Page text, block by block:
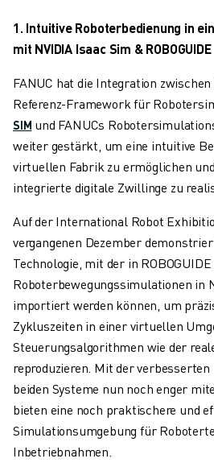
ROBODRILL VORBEUGENDE WARTUNG
ROBODRILL NACHHALTIGKEIT
ROBODRILL BILDUNGSPAKET
ROBOSHOT ELEKTRISCHE
ROBOSHOT SOFTWARE
ROBOSHOT NACHHALTIGKEIT
ROBOSHOT ROBOTER-PAKET
ROBOSHOT VORBEUGENDE WARTUNG
ROBOSHOT TOTAL COST OF OWNERSHIP
DRAHTERODIERMASCHINEN
ROBOCUT DRAHTERODIERMASCHINEN
ROBOCUT HARDWARE
ROBOCUT SOFTWARE
ROBOCUT VORBEUGENDE WARTUNG
ROBOCUT NACHHALTIGKEIT
IIOT-LÖSUNGEN
INTELLIGENTE FABRIKLÖSUNGEN
1. Intuitive Roboterbedienung in
mit NVIDIA Isaac Sim & ROBOGUIDE
FANUC hat die Integration
Referenz-Framework für
SIM und FANUCs
weiter gestärkt, um eine intuitive
virtuellen Fabrik zu ermöglichen
integrierte digitale Zwillinge zu
Auf der International Robot
vergangenen Dezember
Technologie, mit der in
Roboterbewegungssimulationen in
importiert werden können, um
Zykluszeiten in einer virtuellen
Steuerungsalgorithmen wie der
reproduzieren. Mit der
beiden Systeme nun noch enger
bieten eine noch praktischere und
Simulationsumgebung für
Inbetriebnahmen.